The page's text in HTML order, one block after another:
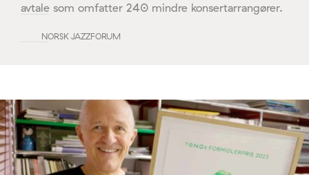
avtale som omfatter 240 mindre konsertarrangører.
NORSK JAZZFORUM